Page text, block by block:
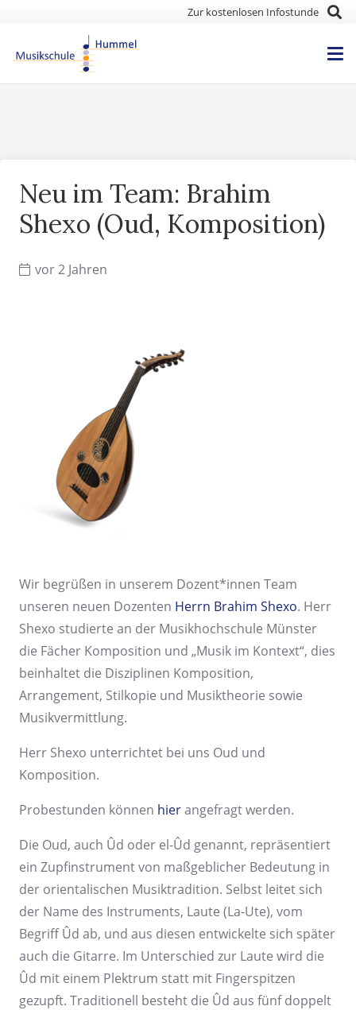
Zur kostenlosen Infostunde
Neu im Team: Brahim
Shexo (Oud, Komposition)
vor 2 Jahren
Wir begrüßen in unserem Dozent*innen Team
unseren neuen Dozenten Herrn Brahim Shexo. Herr
Shexo studierte an der Musikhochschule Münster
die Fächer Komposition und „Musik im Kontext“, dies
beinhaltet die Disziplinen Komposition,
Arrangement, Stilkopie und Musiktheorie sowie
Musikvermittlung.
Herr Shexo unterrichtet bei uns Oud und
Komposition.
Probestunden können hierangefragt werden.
Die Oud, auch Ûd oder el-Ûd genannt, repräsentiert
ein Zupfinstrument von maßgeblicher Bedeutung in
der orientalischen Musiktradition. Selbst leitet sich
der Name des Instruments, Laute (La-Ute), vom
Begriff Ûd ab, und aus diesen entwickelte sich später
auch die Gitarre. Im Unterschied zur Laute wird die
Ûd mit einem Plektrum statt mit Fingerspitzen
gezupft. Traditionell besteht die Ûd aus fünf doppelt